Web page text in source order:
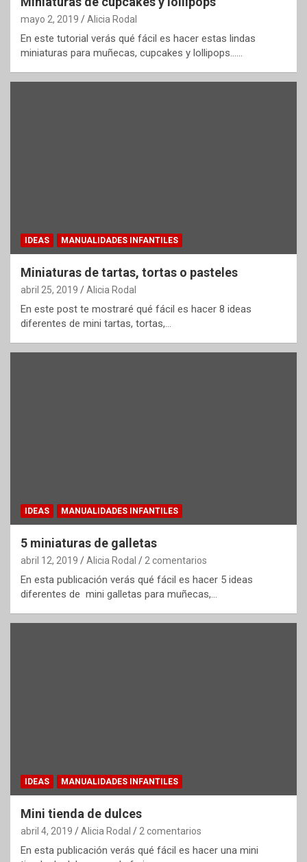
mayo 2, 2019 Alicia Rodal
En este tutorial verás qué fácil es hacer estas lindas
miniaturas para muñecas, cupcakes y lollipops……
IDEAS MANUALIDADES INFANTILES
Miniaturas de tartas, tortas o pasteles
abril 25, 2019 Alicia Rodal
En este post te mostraré qué fácil es hacer 8 ideas
diferentes de mini tartas, tortas,…
IDEAS MANUALIDADES INFANTILES
5 miniaturas de galletas
abril 12, 2019 Alicia Rodal 2 comentarios
En esta publicación verás qué fácil es hacer 5 ideas
diferentes de mini galletas para muñecas,…
IDEAS MANUALIDADES INFANTILES
Mini tienda de dulces
abril 4, 2019 Alicia Rodal 2 comentarios
En esta publicación verás qué fácil es hacer una mini